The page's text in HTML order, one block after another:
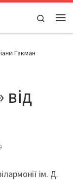
Search
Гакман
ім. Д.